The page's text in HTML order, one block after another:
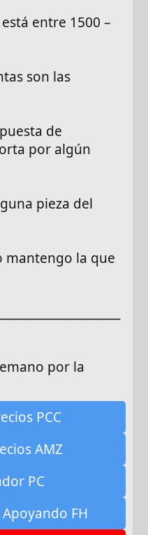
entre 1500 –
son las
de
por algún
pieza del
mantengo la que
por la
PCC
AMZ
PC
FH